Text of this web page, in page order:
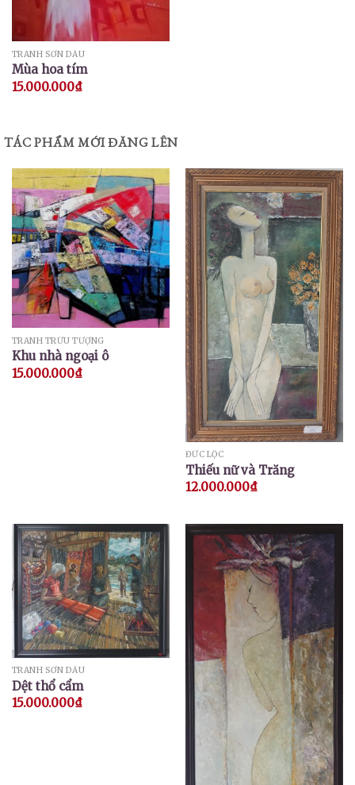
TRANH SƠN DẦU
Mùa hoa tím
15.000.000₫
TÁC PHẨM MỚI ĐĂNG LÊN
TRANH TRỪU TƯỢNG
Khu nhà ngoại ô
15.000.000₫
ĐỨC LỘC
Thiếu nữ và Trăng
12.000.000₫
TRANH SƠN DẦU
Dệt thổ cẩm
15.000.000₫